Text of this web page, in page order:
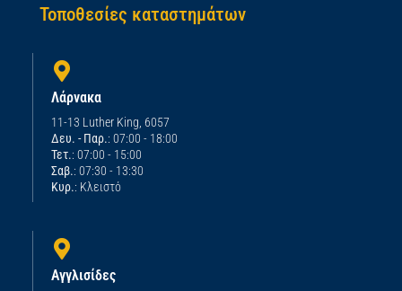
Τοποθεσίες καταστημάτων
Λάρνακα
11-13 Luther King, 6057
Δευ. - Παρ.: 07:00 - 18:00
Τετ.: 07:00 - 15:00
Σαβ.: 07:30 - 13:30
Κυρ.: Κλειστό
Αγγλισίδες